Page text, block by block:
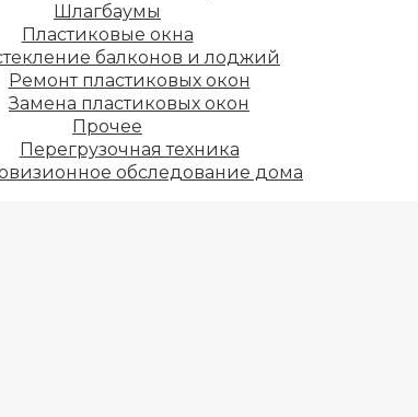
Шлагбаумы
Пластиковые окна
балконов и лоджий
Ремонт пластиковых окон
Замена пластиковых окон
Прочее
Перегрузочная техника
обследование дома